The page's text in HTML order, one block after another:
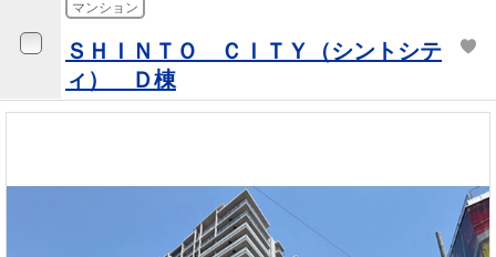
マンション
ＳＨＩＮＴＯ ＣＩＴＹ（シントシテ
ィ） Ｄ棟